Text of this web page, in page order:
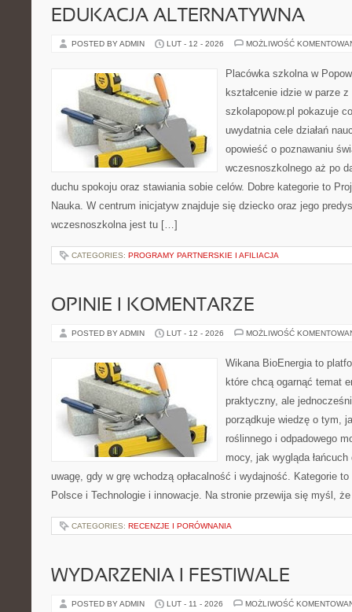
EDUKACJA ALTERNATYWNA
POSTED BY ADMIN LUT - 12 - 2026 MOŻLIWOŚĆ
Placówka szkolna w
kształcenie idzie w parze
szkolapopow.pl pokazuje
uwydatnia cele działań
opowieść o poznawaniu
wczesnoszkolnego aż po
duchu spokoju oraz stawiania sobie celów. Dobre kategorie to
Nauka. W centrum inicjatyw znajduje się dziecko oraz jego
wczesnoszkolna jest tu […]
CATEGORIES: PROGRAMY PARTNERSKIE I AFILIACJA
OPINIE I KOMENTARZE
POSTED BY ADMIN LUT - 12 - 2026 MOŻLIWOŚĆ
Wikana BioEnergia to
które chcą ogarnąć temat
praktyczny, ale
porządkuje wiedzę o tym,
roślinnego i odpadowego
mocy, jak wygląda
uwagę, gdy w grę wchodzą opłacalność i wydajność. Kategorie
Polsce i Technologie i innowacje. Na stronie przewija się myśl,
CATEGORIES: RECENZJE I PORÓWNANIA
WYDARZENIA I FESTIWALE
POSTED BY ADMIN LUT - 11 - 2026 MOŻLIWOŚĆ